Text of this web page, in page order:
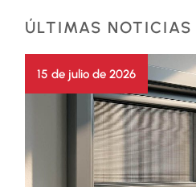
ÚLTIMAS NOTICIAS
15 de julio de 2026